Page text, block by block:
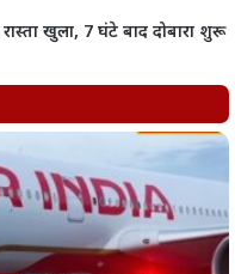
खुला, 7 घंटे बाद दोबारा शुरू